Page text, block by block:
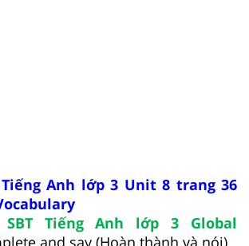
Anh lớp 3 Unit 8 trang 36
Tiếng Anh lớp 3 Global
and say (Hoàn thành và nói)